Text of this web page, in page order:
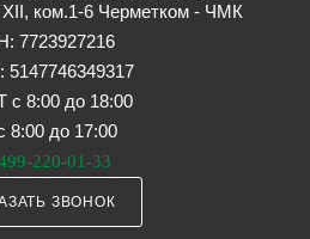
ком.1-6 Черметком - ЧМК
7723927216
с 8:00 до 18:00
8:00 до 17:00
220-01-33
ЗВОНОК